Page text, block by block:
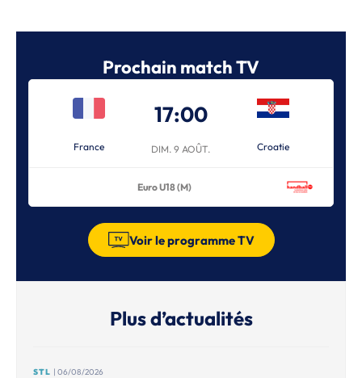
Prochain match TV
France
17:00
DIM. 9 AOÛT. Croatie
Euro U18 (M)
Voir le programme TV
Plus d’actualités
STL | 06/08/2026